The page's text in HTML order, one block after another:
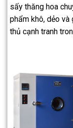
sấy thăng hoa
phẩm khô, dẻo
thủ cạnh tranh